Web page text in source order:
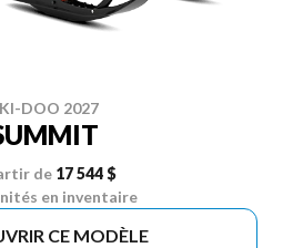
DOO 2027
de 17 544 $
en inventaire
CE MODÈLE